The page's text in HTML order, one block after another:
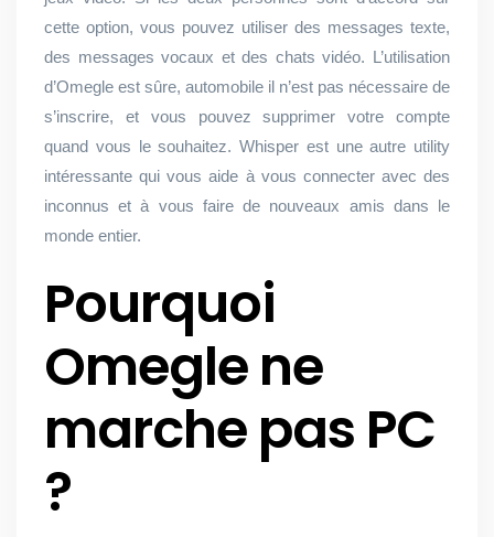
cette option, vous pouvez utiliser des messages texte,
des messages vocaux et des chats vidéo. L’utilisation
d’Omegle est sûre, automobile il n’est pas nécessaire de
s’inscrire, et vous pouvez supprimer votre compte
quand vous le souhaitez. Whisper est une autre utility
intéressante qui vous aide à vous connecter avec des
inconnus et à vous faire de nouveaux amis dans le
monde entier.
Pourquoi
Omegle ne
marche pas PC
?